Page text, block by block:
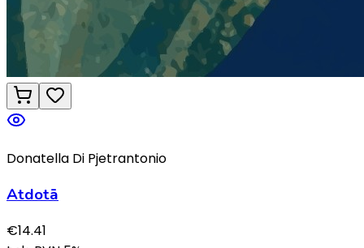
Donatella Di Pjetrantonio
Atdotā
€14.41